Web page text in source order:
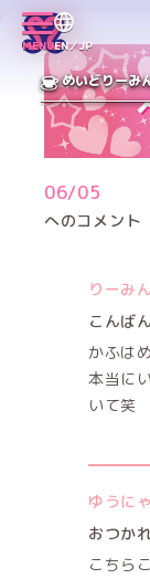
MENUEN／JP
めいどりーみ
06/05
へのコメント
りーみん
こんば
かふは
本当に
いて笑
ゆうに
おつか
こちら